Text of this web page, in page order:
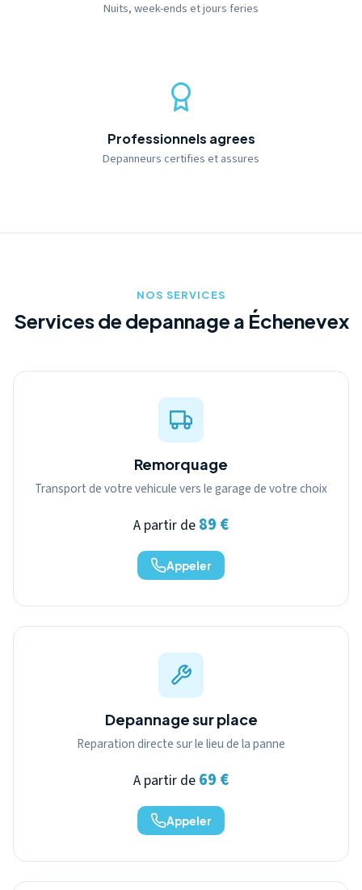
Nuits, week-ends et jours feries
Professionnels agrees
Depanneurs certifies et assures
NOS SERVICES
Services de depannage a Échenevex
Remorquage
Transport de votre vehicule vers le garage de votre choix
A partir de 89 €
Appeler
Depannage sur place
Reparation directe sur le lieu de la panne
A partir de 69 €
Appeler